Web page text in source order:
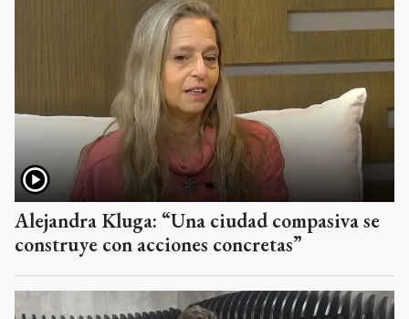
Alejandra Kluga: “Una ciudad compasiva se
construye con acciones concretas”